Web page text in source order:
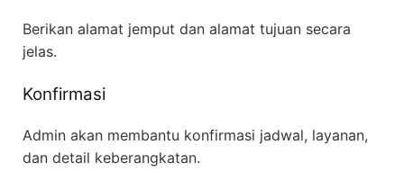
Berikan alamat jemput dan alamat tujuan secara
jelas.
Konfirmasi
Admin akan membantu konfirmasi jadwal, layanan,
dan detail keberangkatan.